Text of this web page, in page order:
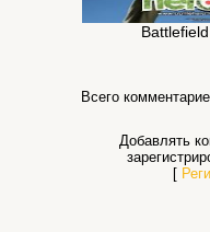
Всего
Добавлять
[